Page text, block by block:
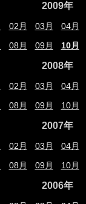
2009年
02月 03月 04月
08月 09月 10月
2008年
02月 03月 04月
08月 09月 10月
2007年
02月 03月 04月
08月 09月 10月
2006年